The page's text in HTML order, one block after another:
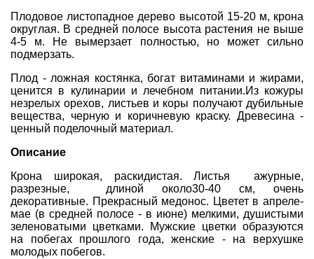
Плодовое листопадное дерево высотой 15-20 м, крона
округлая. В средней полосе высота растения не выше
4-5 м. Не вымерзает полностью, но может сильно
подмерзать.
Плод - ложная костянка, богат витаминами и жирами,
ценится в кулинарии и лечебном питании.Из кожуры
незрелых орехов, листьев и коры получают дубильные
вещества, черную и коричневую краску. Древесина -
ценный поделочный материал.
Описание
Крона широкая, раскидистая. Листья ажурные,
разрезные, длиной около30-40 см, очень
декоративные. Прекрасный медонос. Цветет в апреле-
мае (в средней полосе - в июне) мелкими, душистыми
зеленоватыми цветками. Мужские цветки образуются
на побегах прошлого года, женские - на верхушке
молодых побегов.